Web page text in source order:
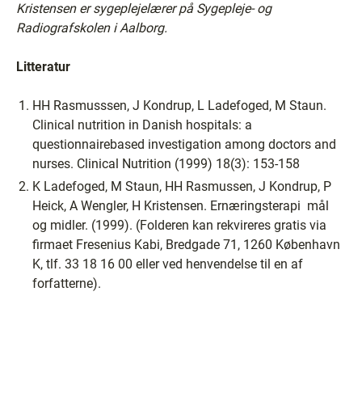
Kristensen er sygeplejelærer på Sygepleje- og
Radiografskolen i Aalborg.
Litteratur
HH Rasmusssen, J Kondrup, L Ladefoged, M Staun.
Clinical nutrition in Danish hospitals: a
questionnairebased investigation among doctors and
nurses. Clinical Nutrition (1999) 18(3): 153-158
K Ladefoged, M Staun, HH Rasmussen, J Kondrup, P
Heick, A Wengler, H Kristensen. Ernæringsterapi ­ mål
og midler. (1999). (Folderen kan rekvireres gratis via
firmaet Fresenius Kabi, Bredgade 71, 1260 København
K, tlf. 33 18 16 00 eller ved henvendelse til en af
forfatterne).